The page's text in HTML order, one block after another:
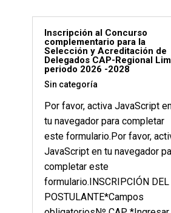
Inscripción al Concurso
complementario para la
Selección y Acreditación de
Delegados CAP-Regional
periodo 2026 -2028
Sin categoría
Por favor, activa JavaScript
tu navegador para completar
este formulario.Por favor,
JavaScript en tu navegador
completar este
formulario.INSCRIPCIÓN DEL
POSTULANTE*Campos